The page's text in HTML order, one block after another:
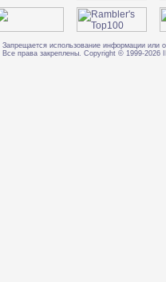
Запрещается использование информации или
Все права закреплены. Copyright © 1999-